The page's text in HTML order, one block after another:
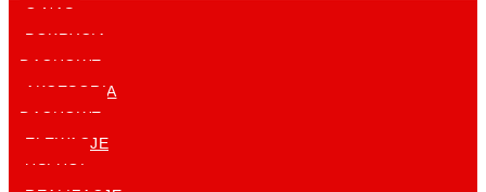
O NAS
POKRYCIA
DACHOWE
AKCESORIA
DACHOWE
ELEWACJE
USŁUGI